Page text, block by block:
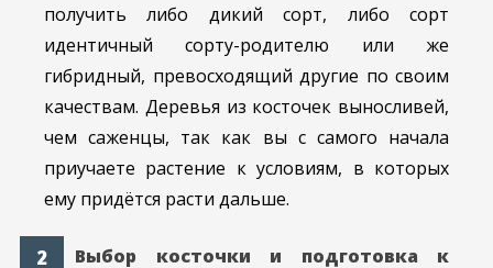
получить либо дикий сорт, либо сорт
идентичный сорту-родителю или же
гибридный, превосходящий другие по своим
качествам. Деревья из косточек выносливей,
чем саженцы, так как вы с самого начала
приучаете растение к условиям, в которых
ему придётся расти дальше.
Выбор косточки и подготовка к